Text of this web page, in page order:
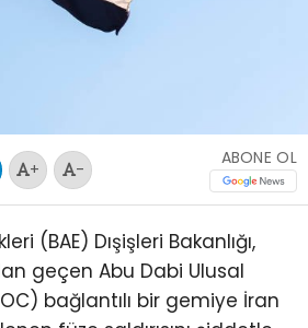
+ -
ABONE OL
(BAE) Dışişleri Bakanlığı,
geçen Abu Dabi Ulusal
bağlantılı bir gemiye İran